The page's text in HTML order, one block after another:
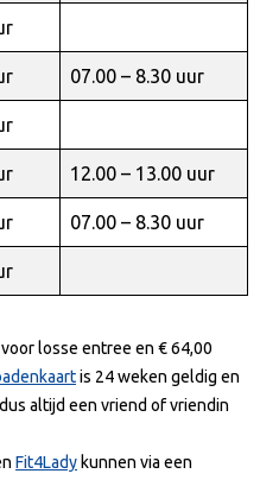
07.00 – 8.30 uur
12.00 – 13.00 uur
07.00 – 8.30 uur
losse entree en € 64,00
is 24 weken geldig en
altijd een vriend of vriendin
Fit4Lady kunnen via een